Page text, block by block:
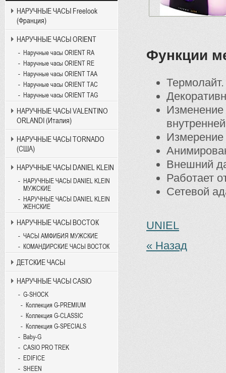
Функции
Термолайт.
Изменение
Измерение
Внешний
Работает
Сетевой
UNIEL
« Назад
НАРУЧНЫЕ ЧАСЫ Freelook
(Франция)
НАРУЧНЫЕ ЧАСЫ ORIENT
Наручные часы ORIENT RA
Наручные часы ORIENT RE
Наручные часы ORIENT TAA
Наручные часы ORIENT TAC
Наручные часы ORIENT TAG
НАРУЧНЫЕ ЧАСЫ VALENTINO
ORLANDI (Италия)
НАРУЧНЫЕ ЧАСЫ TORNADO
(США)
НАРУЧНЫЕ ЧАСЫ DANIEL KLEIN
НАРУЧНЫЕ ЧАСЫ DANIEL KLEIN
МУЖСКИЕ
НАРУЧНЫЕ ЧАСЫ DANIEL KLEIN
ЖЕНСКИЕ
НАРУЧНЫЕ ЧАСЫ ВОСТОК
ЧАСЫ АМФИБИЯ МУЖСКИЕ
КОМАНДИРСКИЕ ЧАСЫ ВОСТОК
ДЕТСКИЕ ЧАСЫ
НАРУЧНЫЕ ЧАСЫ CASIO
G-SHOCK
Коллекция G-PREMIUM
Коллекция G-CLASSIC
Коллекция G-SPECIALS
Baby-G
CASIO PRO TREK
EDIFICE
SHEEN